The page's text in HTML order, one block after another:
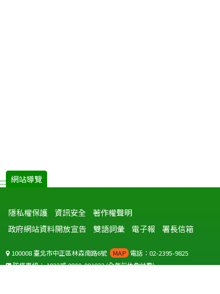
::: 網站導覽
隱私權保護 資訊安全 著作權聲明
政府網站資料開放宣告
雙語詞彙 電子報 署長信箱
100008 臺北市中正區林森南路6號 MAP 電話：02-2395-9825
防疫專線：1922或0800-001922(全年無休免付費)